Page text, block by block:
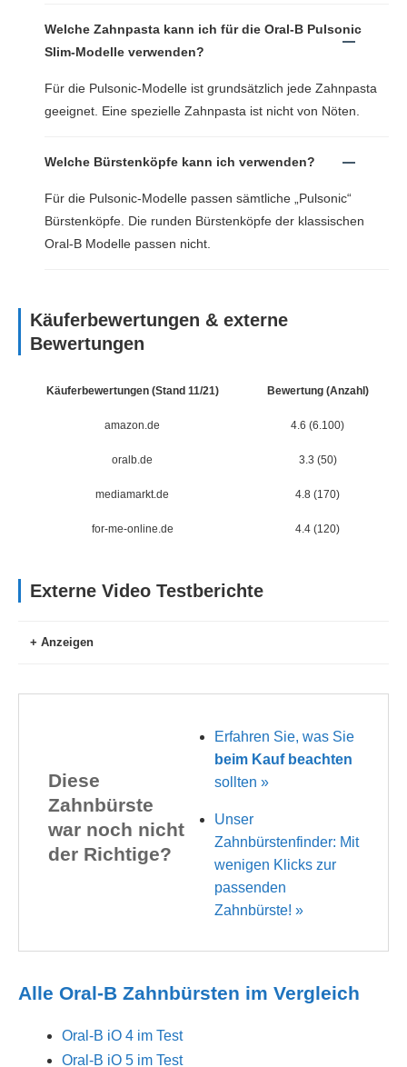
Welche Zahnpasta kann ich für die Oral-B Pulsonic
Slim-Modelle verwenden?
Für die Pulsonic-Modelle ist grundsätzlich jede Zahnpasta
geeignet. Eine spezielle Zahnpasta ist nicht von Nöten.
Welche Bürstenköpfe kann ich verwenden?
Für die Pulsonic-Modelle passen sämtliche „Pulsonic“
Bürstenköpfe. Die runden Bürstenköpfe der klassischen
Oral-B Modelle passen nicht.
Käuferbewertungen & externe
Bewertungen
Käuferbewertungen (Stand 11/21) Bewertung (Anzahl)
amazon.de 4.6 (6.100)
oralb.de 3.3 (50)
mediamarkt.de 4.8 (170)
for-me-online.de 4.4 (120)
Externe Video Testberichte
Anzeigen
Diese
Zahnbürste
war noch nicht
der Richtige?
Erfahren Sie, was Sie
beim Kauf beachten
sollten »
Unser
Zahnbürstenfinder: Mit
wenigen Klicks zur
passenden
Zahnbürste! »
Alle Oral-B Zahnbürsten im Vergleich
Oral-B iO 4 im Test
Oral-B iO 5 im Test